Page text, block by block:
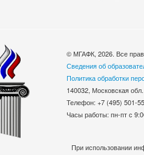
© МГАФК, 2026. Все
Сведения об
Политика обработки
140032, Московская
Телефон: +7 (495)
Часы работы: пн-пт с
При использовании